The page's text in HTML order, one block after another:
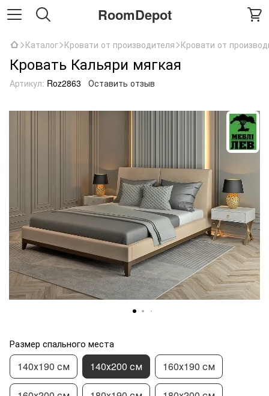
RoomDepot
Каталог Кровати от производителя Кровати от
Кровать Кальяри мягкая
Артикул: Roz2863 Оставить отзыв
Размер спального места
140х190 см 140х200 см 160х190 см